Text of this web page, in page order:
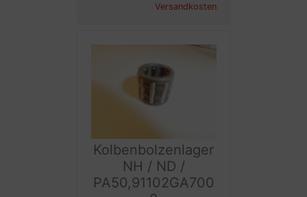
Versandkosten
Kolbenbolzenlager
NH / ND /
PA50,91102GA700